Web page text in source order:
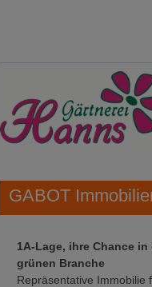
GABOT
1A-Lage, ihre Chance in
grünen Branche
Repräsentative Immobilie